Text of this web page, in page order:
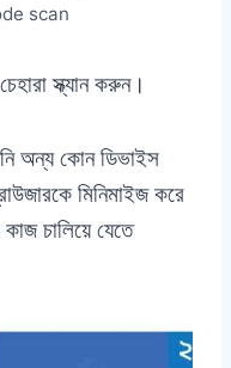
scan
স্ক্যান করুন।
অন্য কোন ডিভাইস
মিনিমাইজ করে
চালিয়ে যেতে